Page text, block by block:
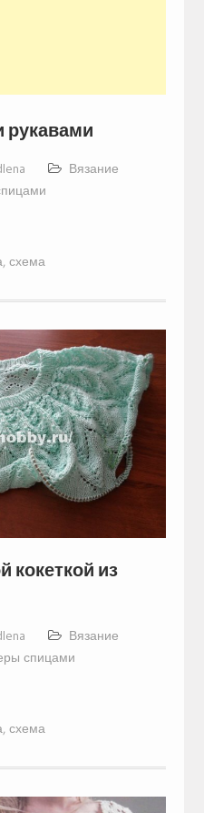
Вязание
, схема
кокеткой из
Вязание
спицами
, схема